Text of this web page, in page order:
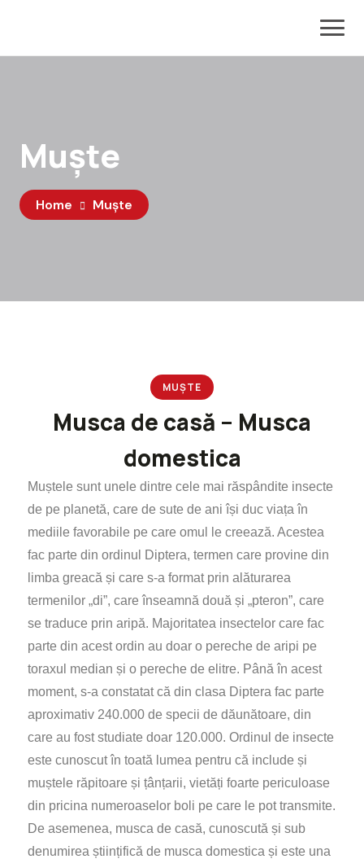
Muște
Home Muște
MUȘTE
Musca de casă – Musca
domestica
Muștele sunt unele dintre cele mai răspândite insecte
de pe planetă, care de sute de ani își duc viața în
mediile favorabile pe care omul le creează. Acestea
fac parte din ordinul Diptera, termen care provine din
limba greacă și care s-a format prin alăturarea
termenilor „di”, care înseamnă două și „pteron”, care
se traduce prin aripă. Majoritatea insectelor care fac
parte din acest ordin au doar o pereche de aripi pe
toraxul median și o pereche de elitre. Până în acest
moment, s-a constatat că din clasa Diptera fac parte
aproximativ 240.000 de specii de dăunătoare, din
care au fost studiate doar 120.000. Ordinul de insecte
este cunoscut în toată lumea pentru că include și
muștele răpitoare și țânțarii, vietăți foarte periculoase
din pricina numeroaselor boli pe care le pot transmite.
De asemenea, musca de casă, cunoscută și sub
denumirea științifică de musca domestica și este una